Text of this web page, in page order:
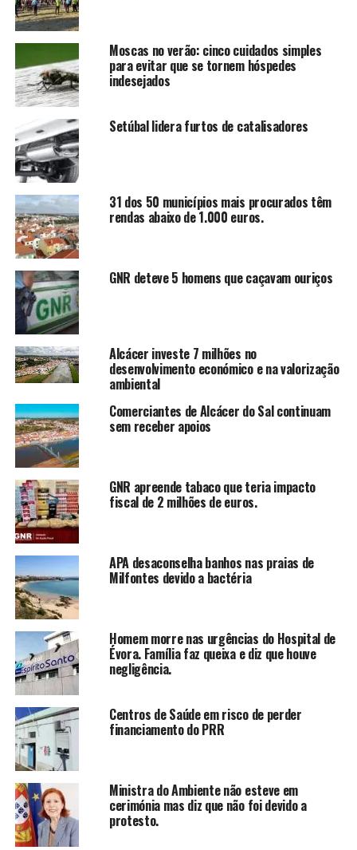
Moscas no verão: cinco cuidados simples
para evitar que se tornem hóspedes
indesejados
Setúbal lidera furtos de catalisadores
31 dos 50 municípios mais procurados têm
rendas abaixo de 1.000 euros.
GNR deteve 5 homens que caçavam ouriços
Alcácer investe 7 milhões no
desenvolvimento económico e na valorização
ambiental
Comerciantes de Alcácer do Sal continuam
sem receber apoios
GNR apreende tabaco que teria impacto
fiscal de 2 milhões de euros.
APA desaconselha banhos nas praias de
Milfontes devido a bactéria
Homem morre nas urgências do Hospital de
Évora. Família faz queixa e diz que houve
negligência.
Centros de Saúde em risco de perder
financiamento do PRR
Ministra do Ambiente não esteve em
cerimónia mas diz que não foi devido a
protesto.